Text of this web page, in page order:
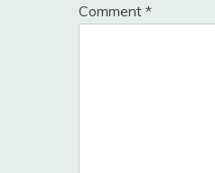
Comment *